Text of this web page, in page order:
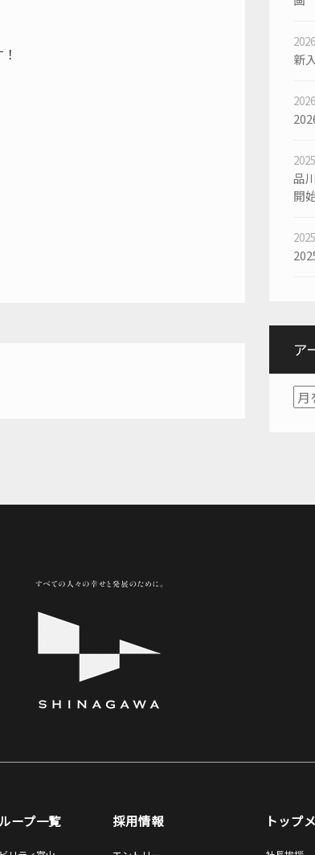
新
品
開
ア
ープ一覧 採用情報 トップ